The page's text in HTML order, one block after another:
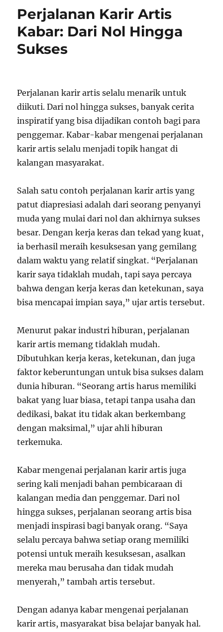
Perjalanan Karir Artis
Kabar: Dari Nol Hingga
Sukses
Perjalanan karir artis selalu menarik untuk
diikuti. Dari nol hingga sukses, banyak cerita
inspiratif yang bisa dijadikan contoh bagi para
penggemar. Kabar-kabar mengenai perjalanan
karir artis selalu menjadi topik hangat di
kalangan masyarakat.
Salah satu contoh perjalanan karir artis yang
patut diapresiasi adalah dari seorang penyanyi
muda yang mulai dari nol dan akhirnya sukses
besar. Dengan kerja keras dan tekad yang kuat,
ia berhasil meraih kesuksesan yang gemilang
dalam waktu yang relatif singkat. “Perjalanan
karir saya tidaklah mudah, tapi saya percaya
bahwa dengan kerja keras dan ketekunan, saya
bisa mencapai impian saya,” ujar artis tersebut.
Menurut pakar industri hiburan, perjalanan
karir artis memang tidaklah mudah.
Dibutuhkan kerja keras, ketekunan, dan juga
faktor keberuntungan untuk bisa sukses dalam
dunia hiburan. “Seorang artis harus memiliki
bakat yang luar biasa, tetapi tanpa usaha dan
dedikasi, bakat itu tidak akan berkembang
dengan maksimal,” ujar ahli hiburan
terkemuka.
Kabar mengenai perjalanan karir artis juga
sering kali menjadi bahan pembicaraan di
kalangan media dan penggemar. Dari nol
hingga sukses, perjalanan seorang artis bisa
menjadi inspirasi bagi banyak orang. “Saya
selalu percaya bahwa setiap orang memiliki
potensi untuk meraih kesuksesan, asalkan
mereka mau berusaha dan tidak mudah
menyerah,” tambah artis tersebut.
Dengan adanya kabar mengenai perjalanan
karir artis, masyarakat bisa belajar banyak hal.